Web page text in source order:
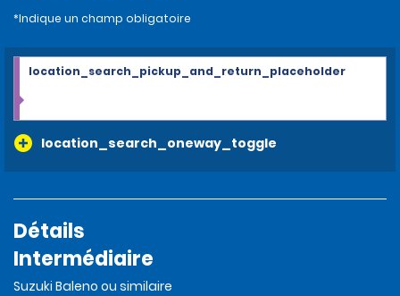
*Indique un champ obligatoire
location_search_oneway_toggle
location_search_pickup_and_return_placeholder
Détails
Intermédiaire
Suzuki Baleno ou similaire